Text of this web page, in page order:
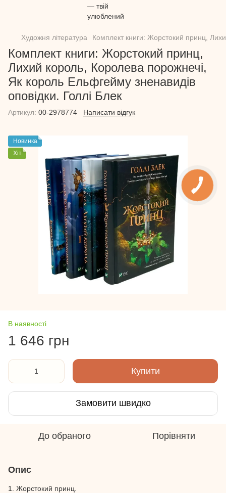
Художня література Комплект книги: Жорстокий принц,
Комплект книги: Жорстокий принц,
Лихий король, Королева порожнечі,
Як король Ельфгейму зненавидів
оповідки. Голлі Блек
Артикул: 00-2978774 Написати відгук
Новинка
Хіт
В наявності
1 646 грн
Купити
Замовити швидко
До обраного Порівняти
Опис
1. Жорстокий принц.